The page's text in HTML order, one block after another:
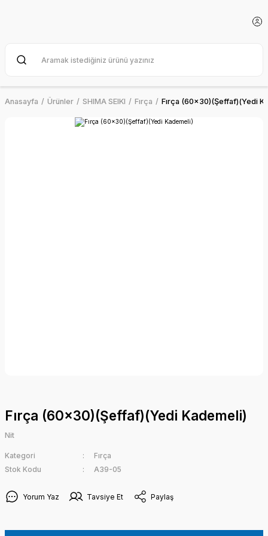
Anasayfa Ürünler SHIMA SEIKI Fırça Fırça (60x30)(Şeffaf)(Yedi
Fırça (60x30)(Şeffaf)(Yedi Kademeli)
Nit
Kategori
Fırça
Stok Kodu
A39-05
Yorum Yaz Tavsiye Et Paylaş